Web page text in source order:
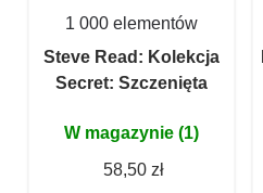
1 000 elementów
Steve Read: Kolekcja
Secret: Szczenięta
W magazynie (1)
58,50 zł